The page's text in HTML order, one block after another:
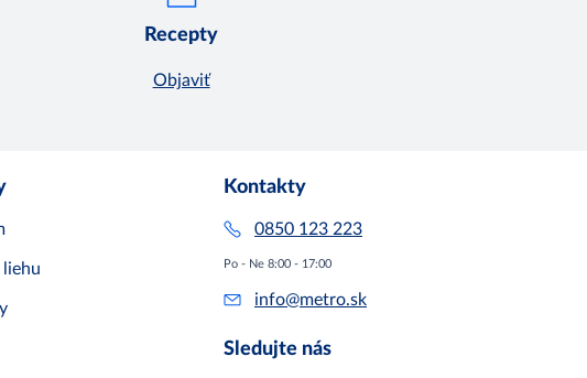
Recepty
Objaviť
liehu
Kontakty
0850 123 223
Po - Ne 8:00 - 17:00
info@metro.sk
Sledujte nás